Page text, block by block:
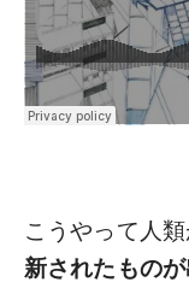
こうやって人
新されたもの